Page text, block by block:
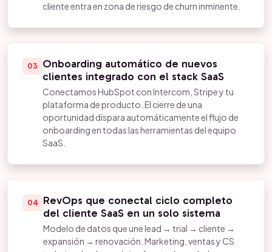
cliente entra en zona de riesgo de churn inminente.
03
Onboarding automático de nuevos
clientes integrado con el stack SaaS
Conectamos HubSpot con Intercom, Stripe y tu
plataforma de producto. El cierre de una
oportunidad dispara automáticamente el flujo de
onboarding en todas las herramientas del equipo
SaaS.
04
RevOps que conectal ciclo completo
del cliente SaaS en un solo sistema
Modelo de datos que une lead → trial → cliente →
expansión → renovación. Marketing, ventas y CS